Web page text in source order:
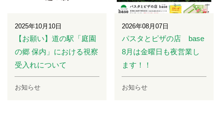
2025年10月10日
【お願い】道の駅「庭園
の郷 保内」における視察
受入れについて
お知らせ
2026年08月07日
パスタとピザの店 base
8月は金曜日も夜営業し
ます！！
お知らせ